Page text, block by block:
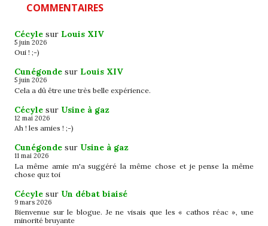
COMMENTAIRES
Cécyle sur Louis XIV
5 juin 2026
Oui ! ;-)
Cunégonde sur Louis XIV
5 juin 2026
Cela a dû être une très belle expérience.
Cécyle sur Usine à gaz
12 mai 2026
Ah ! les amies ! ;-)
Cunégonde sur Usine à gaz
11 mai 2026
La même amie m'a suggéré la même chose et je pense la même
chose quz toi
Cécyle sur Un débat biaisé
9 mars 2026
Bienvenue sur le blogue. Je ne visais que les « cathos réac », une
minorité bruyante